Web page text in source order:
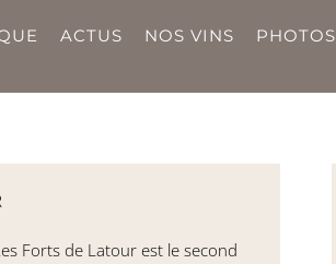
ACTUS NOS VINS PHOTOS
Forts de Latour est le second